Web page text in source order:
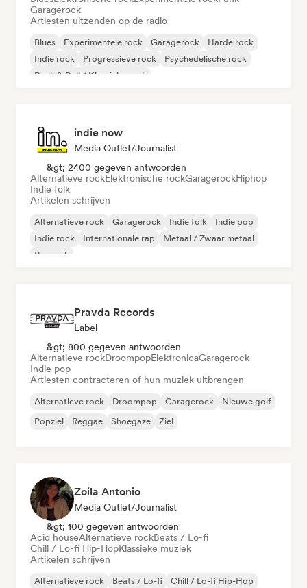
Garagerock
Artiesten uitzenden op de radio
Blues Experimentele rock Garagerock
Harde rock
Indie rock
Progressieve rock
Psychedelische rock
Rock & Roll / Klassieke rock
indie now
Media Outlet/Journalist
&gt; 2400 gegeven antwoorden
Alternatieve rockElektronische rockGaragerockHiphop
Indie folk
Artikelen schrijven
Alternatieve rock Garagerock Indie folk
Indie pop
Indie rock
Internationale rap
Metaal / Zwaar metaal
Poprock
Pravda Records
Label
&gt; 800 gegeven antwoorden
Alternatieve rockDroompopElektronicaGaragerock
Indie pop
Artiesten contracteren of hun muziek uitbrengen
Alternatieve rock Droompop Garagerock
Nieuwe golf
Popziel
Reggae Shoegaze Ziel
Zoila Antonio
Media Outlet/Journalist
&gt; 100 gegeven antwoorden
Acid houseAlternatieve rockBeats / Lo-fi
Chill / Lo-fi Hip-HopKlassieke muziek
Artikelen schrijven
Alternatieve rock Beats / Lo-fi
Chill / Lo-fi Hip-Hop